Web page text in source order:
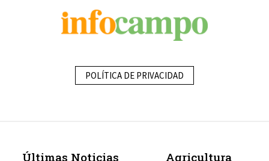
POLÍTICA DE PRIVACIDAD
Últimas Noticias
Agricultura